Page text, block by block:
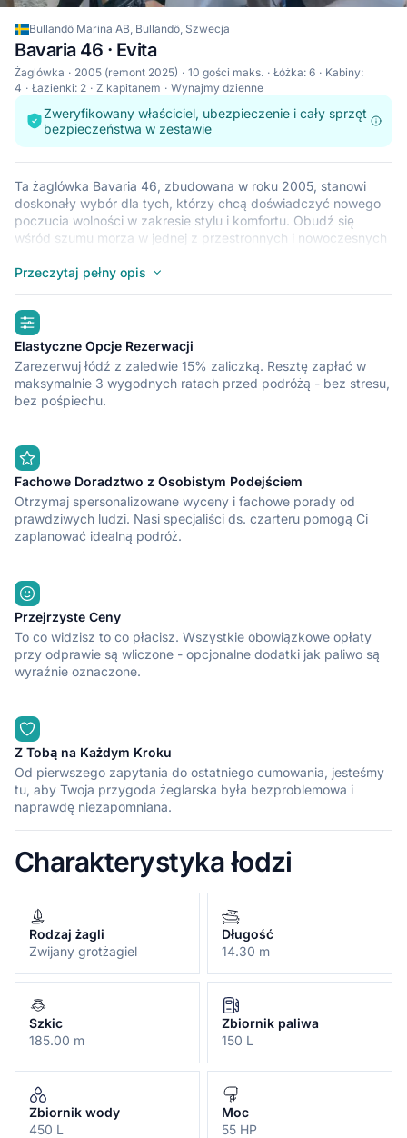
Bullandö Marina AB, Bullandö, Szwecja
Bavaria 46 · Evita
Żaglówka 2005 (remont 2025) 10 gości maks. Łóżka: 6
Kabiny:
4
Łazienki: 2 Z kapitanem Wynajmy dzienne
Zweryfikowany właściciel, ubezpieczenie i cały sprzęt
bezpieczeństwa w zestawie
Ta żaglówka Bavaria 46, zbudowana w roku 2005, stanowi
doskonały wybór dla tych, którzy chcą doświadczyć nowego
poczucia wolności w zakresie stylu i komfortu. Obudź się
wśród szumu morza w jednej z przestronnych i nowoczesnych
osób, jest idealna do żeglowania z przyjaciółmi i rodziną. Łódź
(Bullandö), która jest dogodnym punktem wyjściowym do
zwiedzania statkiem krajów takich jak Szwecja. Miłego rejsu.
Przeczytaj pełny opis
highlights
Elastyczne Opcje Rezerwacji
Zarezerwuj łódź z zaledwie 15% zaliczką. Resztę zapłać w
maksymalnie 3 wygodnych ratach przed podróżą - bez stresu,
bez pośpiechu.
Fachowe Doradztwo z Osobistym Podejściem
Otrzymaj spersonalizowane wyceny i fachowe porady od
prawdziwych ludzi. Nasi specjaliści ds. czarteru pomogą Ci
zaplanować idealną podróż.
Przejrzyste Ceny
To co widzisz to co płacisz. Wszystkie obowiązkowe opłaty
przy odprawie są wliczone - opcjonalne dodatki jak paliwo są
wyraźnie oznaczone.
Z Tobą na Każdym Kroku
Od pierwszego zapytania do ostatniego cumowania, jesteśmy
tu, aby Twoja przygoda żeglarska była bezproblemowa i
naprawdę niezapomniana.
Charakterystyka łodzi
Rodzaj żagli
Zwijany grotżagiel
Długość
14.30 m
Szkic
185.00 m
Zbiornik paliwa
150 L
Zbiornik wody
450 L
Moc
55 HP